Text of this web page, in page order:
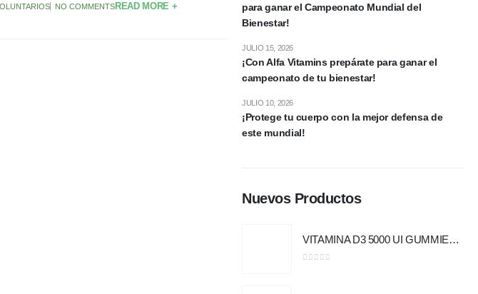
NO COMMENTSREAD MORE +
para ganar el Campeonato Mundial del
Bienestar!
¡Con Alfa Vitamins prepárate para ganar el
campeonato de tu bienestar!
JULIO 15, 2026
¡Protege tu cuerpo con la mejor defensa de
este mundial!
JULIO 10, 2026
Nuevos Productos
VITAMINA D3 5000 UI GUMMIES ADULT